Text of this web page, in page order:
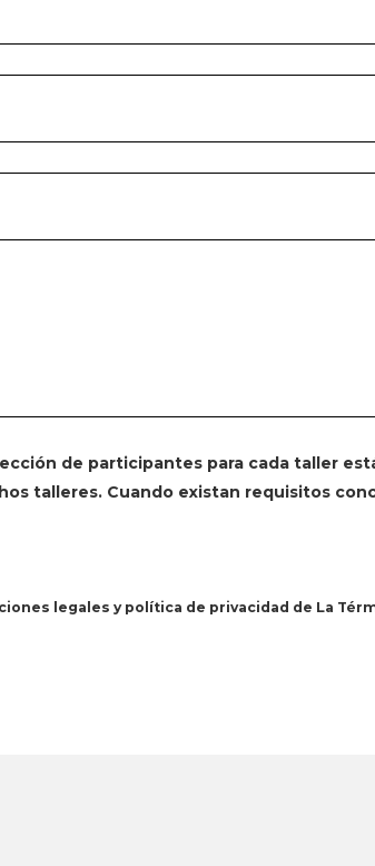
de participantes para cada taller
talleres. Cuando existan requisitos
legales y política de privacidad de La